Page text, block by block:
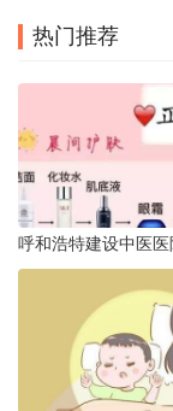
热门推荐